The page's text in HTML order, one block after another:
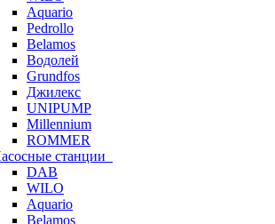
Aquario
Pedrollo
Belamos
Водолей
Grundfos
Джилекс
UNIPUMP
Millennium
ROMMER
станции
DAB
WILO
Aquario
Belamos